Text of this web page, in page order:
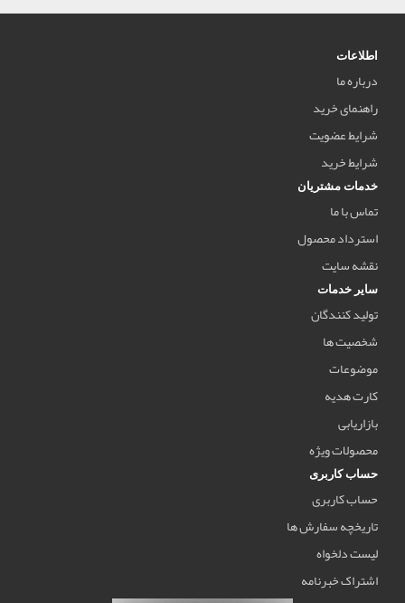
اطلاعات
درباره ما
راهنمای خرید
شرایط عضویت
شرایط خرید
خدمات مشتریان
تماس با ما
استرداد محصول
نقشه سایت
سایر خدمات
تولید کنندگان
شخصیت ها
موضوعات
کارت هدیه
بازاریابی
محصولات ویژه
حساب کاربری
حساب کاربری
تاریخچه سفارش ها
لیست دلخواه
اشتراک خبرنامه